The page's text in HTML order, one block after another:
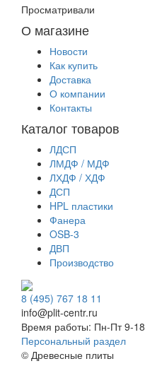
Просматривали
О магазине
Новости
Как купить
Доставка
О компании
Контакты
Каталог товаров
ЛДСП
ЛМДФ / МДФ
ЛХДФ / ХДФ
ДСП
HPL пластики
Фанера
OSB-3
ДВП
Производство
8 (495) 767 18 11
info@plit-centr.ru
Время работы: Пн-Пт 9-18
Персональный раздел
© Древесные плиты